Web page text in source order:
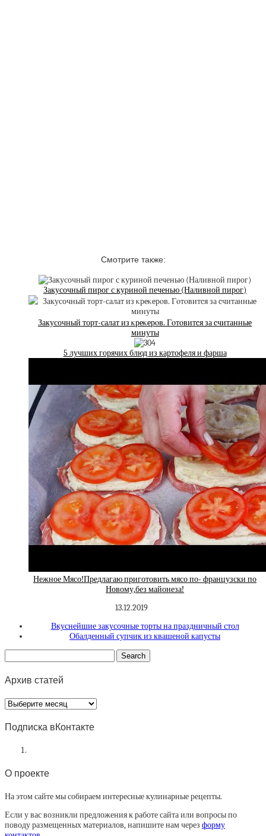
Смотрите также:
Закусочный пирог с куриной печенью (Наливной пирог)
Закусочный торт-салат из κрeκeрοв. Гοтοвитcя за cчитанныe
минуты
5 лучших горячих блюд из картофеля и фарша
Нежное Мясо!Предлагаю приготовить мясо по- французски по
Новому,без майонеза!
13.12.2019
Вкуснейшие закусочные торты на праздничный стол
Обалденный супчик из квашеной капусты
Архив статей
Архив
статей
Подписка вКонтакте
О проекте
На этом сайте мы собираем интересные кулинарные рецепты.
Если у вас возникли предложения к работе сайта или вопросы по
поводу размещенных материалов, напишите нам через форму